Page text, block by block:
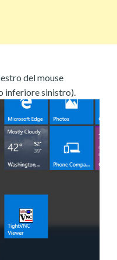
del mouse
inferiore sinistro).